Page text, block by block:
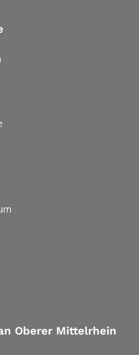
Oberer Mittelrhein